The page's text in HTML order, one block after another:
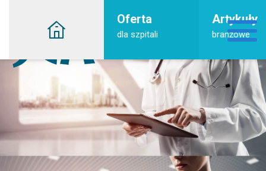
Oferta
dla szpitali
Artykuły
branżowe